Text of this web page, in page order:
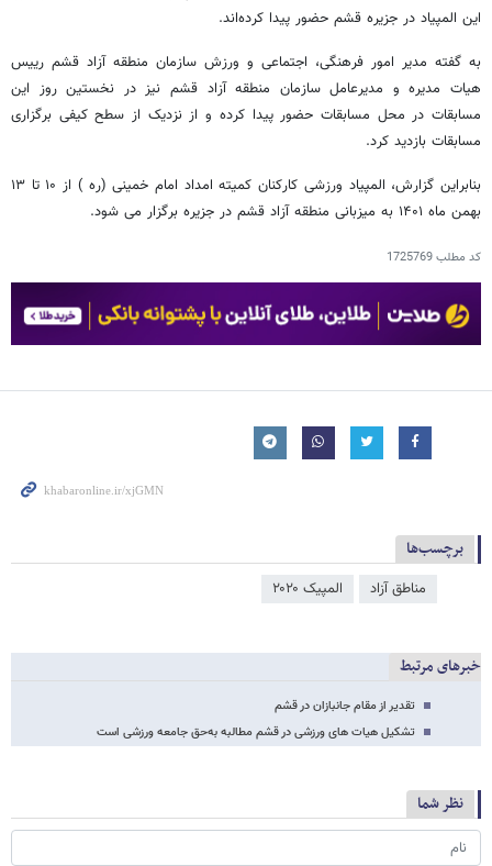
این المپیاد در جزیره قشم حضور پیدا کرده‌اند.
به گفته مدیر امور فرهنگی، اجتماعی و ورزش سازمان منطقه آزاد قشم رییس
هیات مدیره و مدیرعامل سازمان منطقه آزاد قشم نیز در نخستین روز این
مسابقات در محل مسابقات حضور پیدا کرده و از نزدیک از سطح کیفی برگزاری
مسابقات بازدید کرد.
بنابراین گزارش، المپیاد ورزشی کارکنان کمیته امداد امام خمینی (ره ) از ۱۰ تا ۱۳
بهمن ماه ۱۴۰۱ به میزبانی منطقه آزاد قشم در جزیره برگزار می شود.
کد مطلب1725769
برچسب‌ها
مناطق آزاد المپیک ۲۰۲۰
خبرهای مرتبط
تقدیر از مقام جانبازان در قشم
تشکیل هیات های ورزشی در قشم مطالبه به‌حق جامعه ورزشی است
نظر شما